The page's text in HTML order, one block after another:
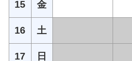
15 金
16 土
17 日